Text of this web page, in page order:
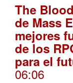
The
de Mass
mejores
de los
para el
06:06